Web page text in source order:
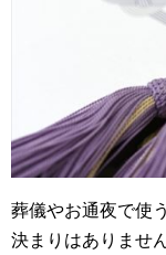
葬儀やお通夜で使
決まりはありません